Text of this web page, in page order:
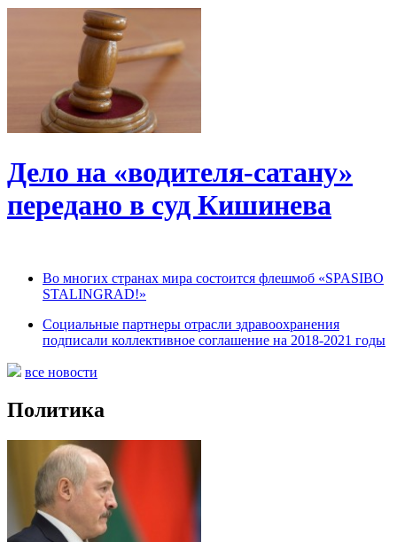
Дело на «водителя-сатану»
передано в суд Кишинева
Во многих странах мира состоится флешмоб «SPASIВO
STALINGRAD!»
Социальные партнеры отрасли здравоохранения
подписали коллективное соглашение на 2018-2021 годы
все новости
Политика